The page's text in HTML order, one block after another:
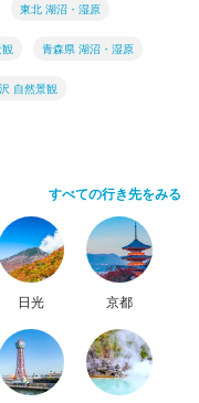
東北 湖沼・湿原
青森県 湖沼・湿原
自然景観
すべての行き先をみる
日光 京都